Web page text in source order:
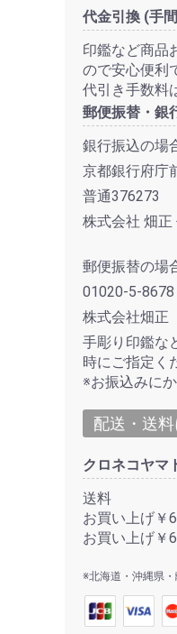
代金引換 (手
印鑑など商品
ので安心便利
代引き手数料
郵便振替・銀
銀行振込の場
京都銀行府庁
普通376273
株式会社 畑正
郵便振替の場
01020-5-8678
株式会社畑正
手彫り印鑑な
時にご指定く
※お振込みに
配送・送
クロネコヤマ
送料
お買い上げ￥
お買い上げ￥
※北海道・沖縄県・